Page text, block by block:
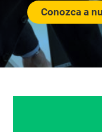
Conozca a